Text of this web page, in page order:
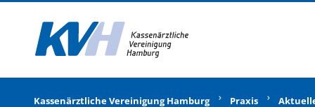
Kassenärztliche Vereinigung Hamburg Praxis